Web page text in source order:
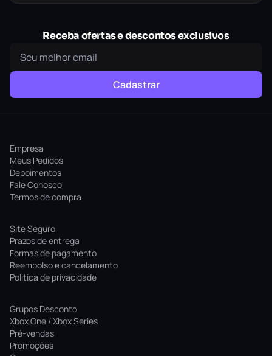
Receba ofertas e descontos exclusivos
Cadastrar
Empresa
Meus Pedidos
Depoimentos
Fale Conosco
Termos de compra
Site Seguro
Prazos de entrega
Formas de pagamento
Reembolso e cancelamento
Politica de privacidade
Grupos Desconto
Xbox One / Xbox Series
Pré-vendas
Promoções